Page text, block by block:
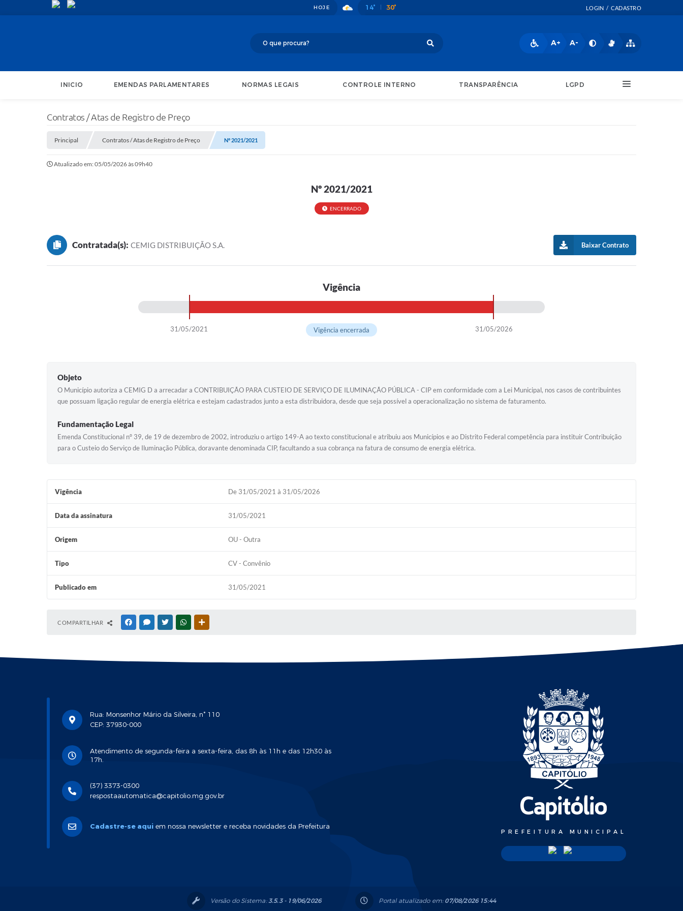
LOGIN / CADASTRO
A+ A-
HOJE 14° 30°
INICIO EMENDAS PARLAMENTARES NORMAS LEGAIS CONTROLE INTERNO TRANSPARÊNCIA LGPD
Contratos / Atas de Registro de Preço
Principal Contratos / Atas de Registro de Preço Nº 2021/2021
Atualizado em: 05/05/2026 às 09h40
Nº 2021/2021
ENCERRADO
Contratada(s): CEMIG DISTRIBUIÇÃO S.A. Baixar Contrato
Vigência
31/05/2021 31/05/2026
Vigência encerrada
Objeto
O Município autoriza a CEMIG D a arrecadar a CONTRIBUIÇÃO PARA CUSTEIO DE SERVIÇO DE ILUMINAÇÃO PÚBLICA - CIP em conformidade com a Lei Municipal, nos casos de contribuintes
que possuam ligação regular de energia elétrica e estejam cadastrados junto a esta distribuidora, desde que seja possível a operacionalização no sistema de faturamento.
Fundamentação Legal
Emenda Constitucional nº 39, de 19 de dezembro de 2002, introduziu o artigo 149-A ao texto constitucional e atribuiu aos Municípios e ao Distrito Federal competência para instituir Contribuição
para o Custeio do Serviço de Iluminação Pública, doravante denominada CIP, facultando a sua cobrança na fatura de consumo de energia elétrica.
Vigência De 31/05/2021 à 31/05/2026
Data da assinatura 31/05/2021
Origem OU - Outra
Tipo CV - Convênio
Publicado em 31/05/2021
COMPARTILHAR FACEBOOKMESSENGER
TWITTERWHATSAPP
Rua: Monsenhor Mário da Silveira, n° 110
CEP: 37930-000
Atendimento de segunda-feira a sexta-feira, das 8h às 11h e das 12h30 às
17h.
(37) 3373-0300
respostaautomatica@capitolio.mg.gov.br
Cadastre-se aqui em nossa newsletter e receba novidades da Prefeitura
PREFEITURA MUNICIPAL
Versão do Sistema:3.5.3 - 19/06/2026 Portal atualizado em:07/08/2026 15:44